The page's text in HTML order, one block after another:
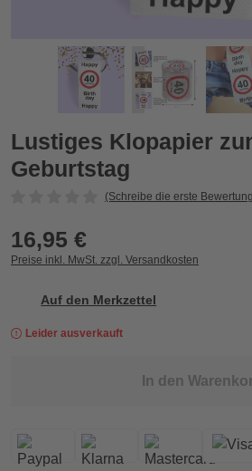
Lustiges Klopapier zum 40.
Zurück
Lustiges Klopapier
Geburtstag
(Schreibe die erste
16,95 €
Preise inkl. MwSt. zzgl. Versandkosten
Auf den Merkzettel
Leider ausverkauft
In den